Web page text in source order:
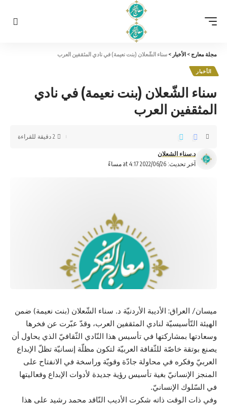
مجلة معارج> الأخبار > سناء الشّعلان (بنت نعيمة) في نادي المثقفين العرب
الأخبار
سناء الشّعلان (بنت نعيمة) في نادي
المثقفين العرب
آخر تحديث: 2022/06/26 at 4:17 مساءً
د.سناء الشعلان
2 دقيقة للقراءة
ميسان/ العراق: الأديبة الأردنيّة د. سناء الشّعلان (بنت نعيمة) ضمن
الهيئة التّأسيسيّة لنادي المثقفين العرب، وقدّ عبّرت عن فخرها
وسعادتها بمشاركتها في تأسيس هذا النّادي الثّقافيّ الذي يحاول أن
يصنع بوتقة خاصّة للثّقافة العربيّة لتكون مظلّة إنسانيّة تظلّ الإبداع
العربيّ وفكره في محاولة جادّة وقويّة وراسخة في الانفتاح على
المنجز الإنسانيّ بغية تأسيس رؤية جديدة لأدوات الإبداع وفعاليتها
في السّلوك الإنسانيّ.
وفي ذات الوقت ذاته شكرت الأديب النّاقد محمد رشيد على هذا